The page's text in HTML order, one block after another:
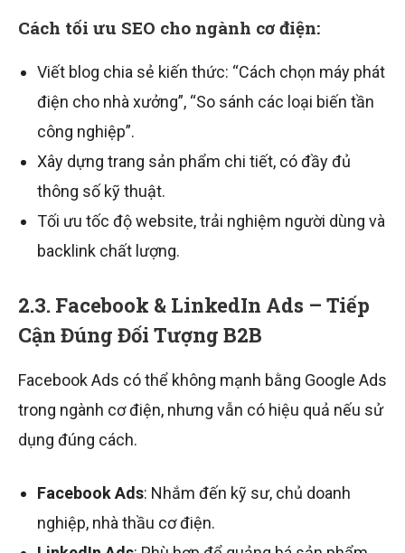
Cách tối ưu SEO cho ngành cơ điện:
Viết blog chia sẻ kiến thức: “Cách chọn máy phát
điện cho nhà xưởng”, “So sánh các loại biến tần
công nghiệp”.
Xây dựng trang sản phẩm chi tiết, có đầy đủ
thông số kỹ thuật.
Tối ưu tốc độ website, trải nghiệm người dùng và
backlink chất lượng.
2.3. Facebook & LinkedIn Ads – Tiếp
Cận Đúng Đối Tượng B2B
Facebook Ads có thể không mạnh bằng Google Ads
trong ngành cơ điện, nhưng vẫn có hiệu quả nếu sử
dụng đúng cách.
Facebook Ads: Nhắm đến kỹ sư, chủ doanh
nghiệp, nhà thầu cơ điện.